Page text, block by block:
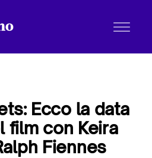
Ecco la data
film con Keira
Fiennes